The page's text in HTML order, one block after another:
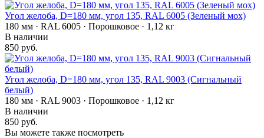
Угол желоба, D=180 мм, угол 135, RAL 6005 (Зеленый мох)
180 мм · RAL 6005 · Порошковое · 1,12 кг
В наличии
850 руб.
Угол желоба, D=180 мм, угол 135, RAL 9003 (Сигнальный
белый)
180 мм · RAL 9003 · Порошковое · 1,12 кг
В наличии
850 руб.
Вы можете также посмотреть